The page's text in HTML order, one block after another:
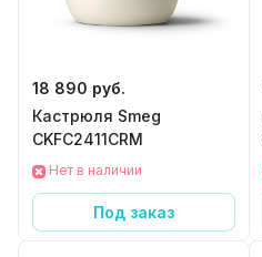
18 890 руб.
Кастрюля Smeg
CKFC2411CRM
Нет в наличии
Под заказ